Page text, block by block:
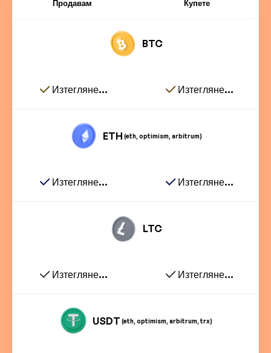
Продавам Купете
BTC
Изтегляне... Изтегляне...
ETH (eth, optimism, arbitrum)
Изтегляне... Изтегляне...
LTC
Изтегляне... Изтегляне...
USDT (eth, optimism, arbitrum, trx)